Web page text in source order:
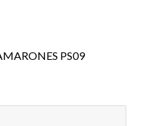
PS09